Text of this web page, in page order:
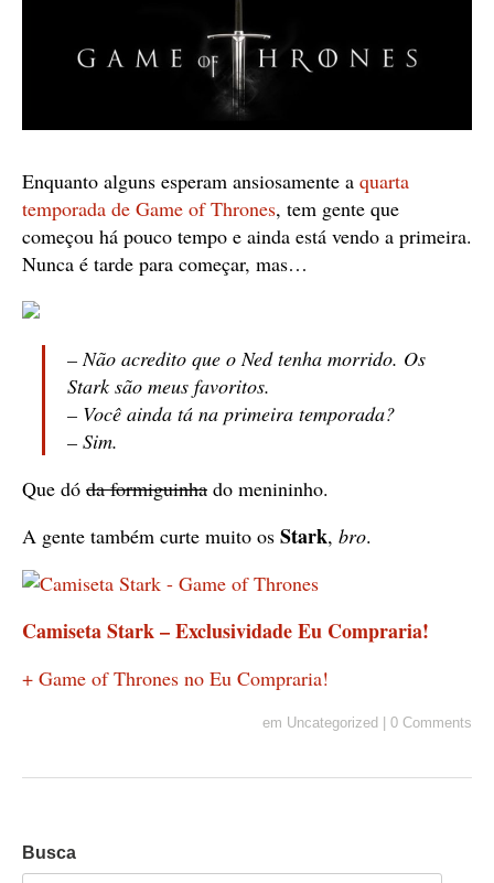
Enquanto alguns esperam ansiosamente a quarta
temporada de Game of Thrones, tem gente que
começou há pouco tempo e ainda está vendo a primeira.
Nunca é tarde para começar, mas…
– Não acredito que o Ned tenha morrido. Os
Stark são meus favoritos.
– Você ainda tá na primeira temporada?
– Sim.
Que dó da formiguinha do menininho.
A gente também curte muito os Stark, bro.
Camiseta Stark – Exclusividade Eu Compraria!
+ Game of Thrones no Eu Compraria!
em Uncategorized 0 Comments
Busca